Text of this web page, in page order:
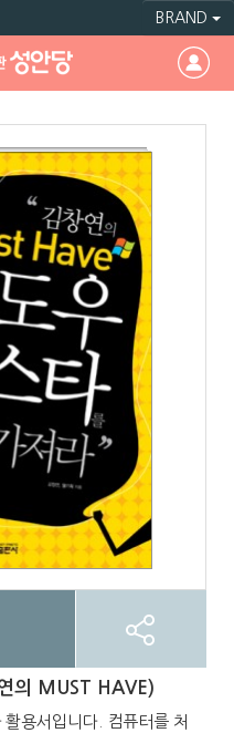
BRAND
의 MUST HAVE)
용서입니다. 컴퓨터를 처